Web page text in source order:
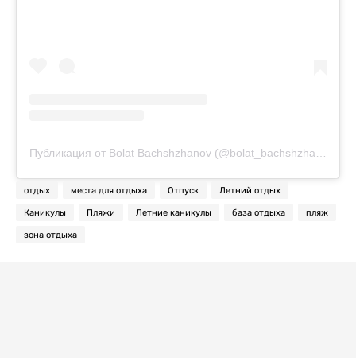
отдых места для отдыха Отпуск Летний отдых
Каникулы Пляжи Летние каникулы база отдыха пляж
зона отдыха